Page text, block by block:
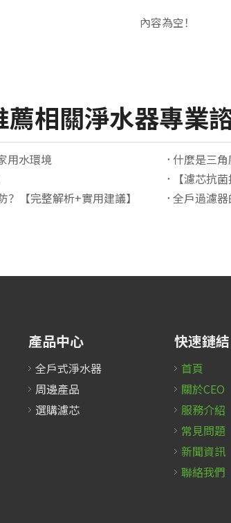
內容為空！
相關淨水器專業
用水環境
什麼是三
【濾芯抗
【完整解析+實用建議】
全戶過濾
產品中心
全戶式淨水器
周邊產品
選購濾芯
快速鏈結
首頁
關於CEO
服務介紹
常見問題
新聞資訊
聯絡我們